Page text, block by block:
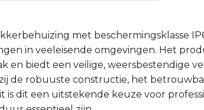
met beschermingsklasse
in veeleisende omgevingen. Het
biedt een veilige, weersbestendige
de robuuste constructie, het
dit een uitstekende keuze voor